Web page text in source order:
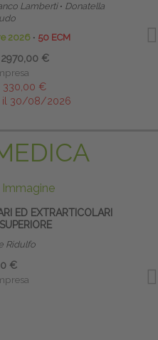
Lamberti ∙ Donatella
2026 ∙ 50 ECM
2970,00 €
330,00 €
il 30/08/2026
ED EXTRARTICOLARI
Ridulfo
€